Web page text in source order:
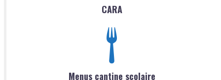
CARA
Menus cantine scolaire